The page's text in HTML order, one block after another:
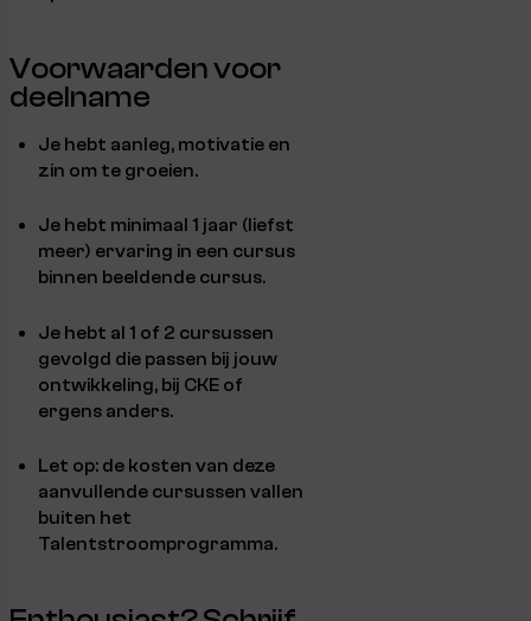
Voorwaarden voor
deelname
Je hebt aanleg, motivatie en
zin om te groeien.
Je hebt minimaal 1 jaar (liefst
meer) ervaring in een cursus
binnen beeldende cursus.
Je hebt al 1 of 2 cursussen
gevolgd die passen bij jouw
ontwikkeling, bij CKE of
ergens anders.
Let op: de kosten van deze
aanvullende cursussen vallen
buiten het
Talentstroomprogramma.